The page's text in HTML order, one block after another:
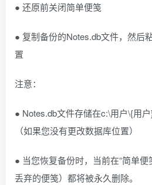
● 还原前关闭简单便笺
● 复制备份的Notes.db文件，然后
置
注意：
● Notes.db文件存储在c:\用户\{用
（如果您没有更改数据库位置）
● 当您恢复备份时，当前在“简单
丢弃的便笺）都将被永久删除。